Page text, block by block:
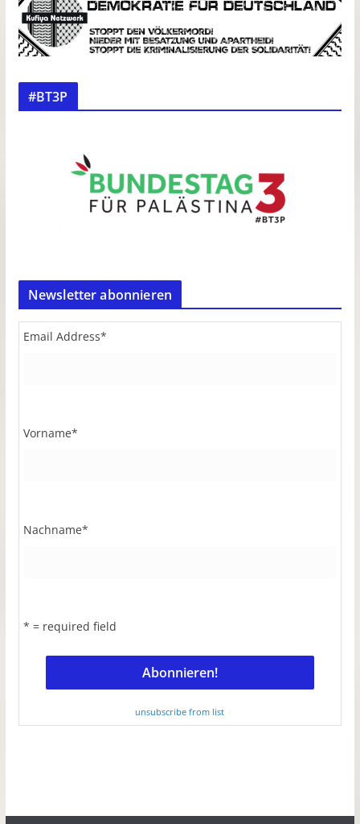
#BT3P
Newsletter abonnieren
Email Address*
Vorname*
Nachname*
* = required field
unsubscribe from list